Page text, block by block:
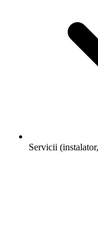
Buget pentru
Servicii